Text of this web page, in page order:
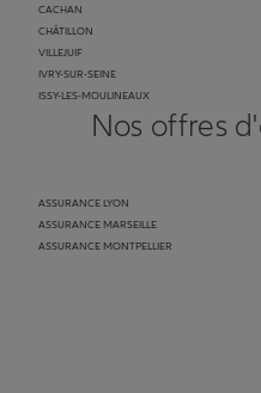
CACHAN
CHÂTILLON
VILLEJUIF
IVRY-SUR-SEINE
ISSY-LES-MOULINEAUX
Nos offres
ASSURANCE LYON
ASSURANCE MARSEILLE
ASSURANCE MONTPELLIER